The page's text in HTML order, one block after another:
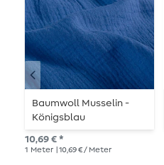
Baumwoll Musselin -
Königsblau
10,69 € *
1 Meter | 10,69 € / Meter